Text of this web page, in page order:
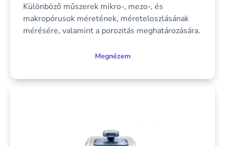
Különböző műszerek mikro-, mezo-, és
makropórusok méretének, méreteloszlásának
mérésére, valamint a porozitás meghatározására.
Megnézem